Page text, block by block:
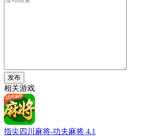
发布
相关游戏
指尖四川麻将-功夫麻将 4.1